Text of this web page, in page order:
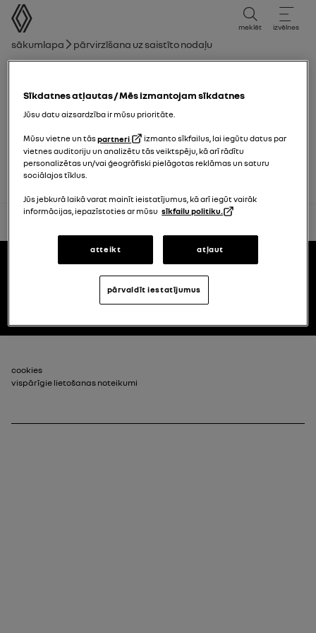
lietotāja rokasgrāmata
meklēt izvēlnes
navigācijas ceļš
Sākumlapa Pārvirzīšana uz saistīto nodaļu
Stikla tīrītāji
Stikla tīrītāju slotiņas: maiņa
footer_2
cookies
vispārīgie lietošanas noteikumi
Sīkdatnes atļautas / Mēs izmantojam sīkdatnes
Jūsu datu aizsardzība ir mūsu prioritāte.
Mūsu vietne un tāspartneri
izmanto sīkfailus, lai iegūtu datus par
vietnes auditoriju un analizētu tās veiktspēju, kā arī rādītu
personalizētas un/vai ģeogrāfiski pielāgotas reklāmas un saturu
sociālajos tīklus.
Jūs jebkurā laikā varat mainīt ieistatījumus, kā arī iegūt vairāk
informācijas, iepazīstoties ar mūsu sīkfailu politiku.
atteikt atļaut
pārvaldīt iestatījumus